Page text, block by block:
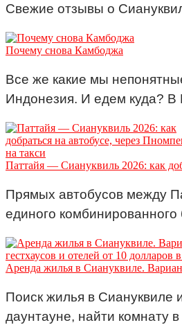
Свежие отзывы о
Почему снова Камбоджа
Все же какие мы
Индонезия. И едем куда? В
Паттайя — Сиануквиль 2026: как
Прямых автобусов между
единого
Аренда жилья в Сиануквиле.
Поиск жилья в Сиануквиле
даунтауне, найти комнату